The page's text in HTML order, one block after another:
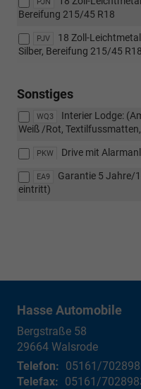
Bereifung 215/45 R18
PJV
18 Zoll-
Silber, Bereifung 215/45 R18
Sonstiges
WQ3
Interier Lodge:
Weiß /Rot,
PKW Drive mit
EA9
Garantie 5 Jahre/
eintritt)
Hasse Automobile
Bergstraße 58
29664 Walsrode
Telefon: 05161/
Telefax: 05161/